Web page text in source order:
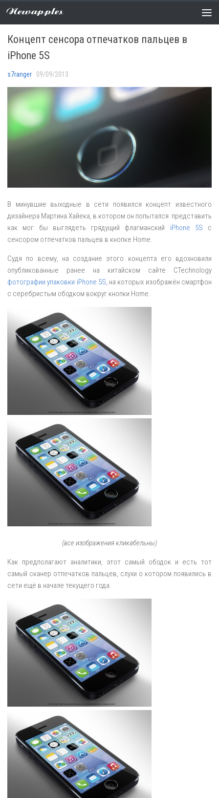
Newapples
НОВОСТИ 0 COMMENTS
Концепт сенсора отпечатков пальцев в
iPhone 5S
s7ranger · 09/09/2013
В минувшие выходные в сети появился концепт известного
дизайнера Мартина Хайека, в котором он попытался представить
как мог бы выглядеть грядущий флагманский iPhone 5S с
сенсором отпечатков пальцев в кнопке Home.
Судя по всему, на создание этого концепта его вдохновили
опубликованные ранее на китайском сайте CTechnology
фотографии упаковки iPhone 5S , на которых изображён смартфон
с серебристым ободком вокруг кнопки Home.
(все изображения кликабельны)
Как предполагают аналитики, этот самый ободок и есть тот
самый сканер отпечатков пальцев, слухи о котором появились в
сети ещё в начале текущего года.